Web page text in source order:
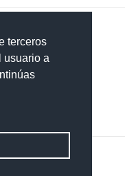
terceros
usuario a
los derechos